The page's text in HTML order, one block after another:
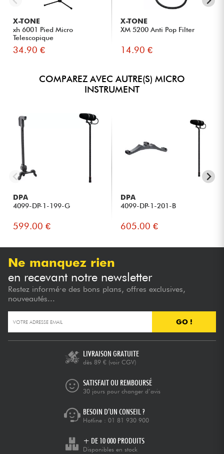
X-TONE
xh 6001 Pied Micro
Telescopique
34.90 €
X-TONE
XM 5200 Anti Pop Filter
14.90 €
COMPAREZ AVEC AUTRE(S) MICRO
INSTRUMENT
DPA
4099-DP-1-199-G
599.00 €
DPA
4099-DP-1-201-B
605.00 €
Ne manquez rien
en recevant notre newsletter
Restez informé·e des bons plans, offres exclusives,
nouveautés...
GO !
LIVRAISON GRATUITE
dès 89 € (voir CGV)
SATISFAIT OU REMBOURSÉ
30 jours pour changer d’avis
BESOIN D’UN CONSEIL ?
Hotline : 01 81 930 900
+ DE 10 000 PRODUITS
Disponibles en stock